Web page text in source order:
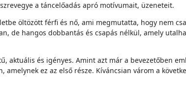
a táncelőadás apró motívumait, üzeneteit.
öltözött férfi és nő, ami megmutatta, hogy nem
de hangos dobbantás és csapás nélkül, amely
és igényes. Amint azt már a bevezetőben
ez az első része. Kíváncsian várom a